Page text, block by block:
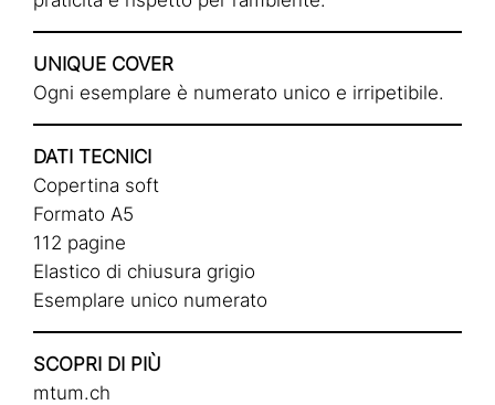
UNIQUE COVER
Ogni esemplare è numerato unico e irripetibile.
DATI TECNICI
Copertina soft
Formato A5
112 pagine
Elastico di chiusura grigio
Esemplare unico numerato
SCOPRI DI PIÙ
mtum.ch